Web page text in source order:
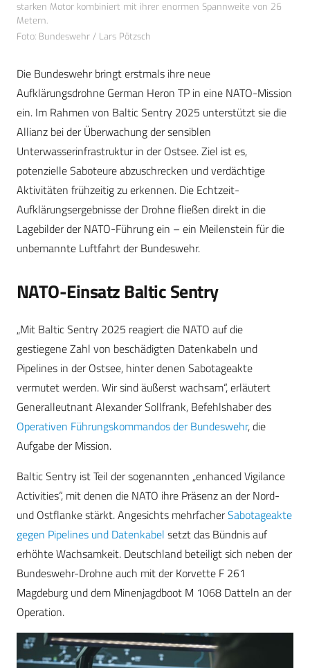
starken Motor kombiniert mit ihrer enormen Spannweite von 26
Metern.
Foto: Bundeswehr / Lars Pötzsch
Die Bundeswehr bringt erstmals ihre neue
Aufklärungsdrohne German Heron TP in eine NATO-Mission
ein. Im Rahmen von Baltic Sentry 2025 unterstützt sie die
Allianz bei der Überwachung der sensiblen
Unterwasserinfrastruktur in der Ostsee. Ziel ist es,
potenzielle Saboteure abzuschrecken und verdächtige
Aktivitäten frühzeitig zu erkennen. Die Echtzeit-
Aufklärungsergebnisse der Drohne fließen direkt in die
Lagebilder der NATO-Führung ein – ein Meilenstein für die
unbemannte Luftfahrt der Bundeswehr.
NATO-Einsatz Baltic Sentry
„Mit Baltic Sentry 2025 reagiert die NATO auf die
gestiegene Zahl von beschädigten Datenkabeln und
Pipelines in der Ostsee, hinter denen Sabotageakte
vermutet werden. Wir sind äußerst wachsam“, erläutert
Generalleutnant Alexander Sollfrank, Befehlshaber des
Operativen Führungskommandos der Bundeswehr, die
Aufgabe der Mission.
Baltic Sentry ist Teil der sogenannten „enhanced Vigilance
Activities“, mit denen die NATO ihre Präsenz an der Nord-
und Ostflanke stärkt. Angesichts mehrfacherSabotageakte
gegen Pipelines und Datenkabel setzt das Bündnis auf
erhöhte Wachsamkeit. Deutschland beteiligt sich neben der
Bundeswehr-Drohne auch mit der Korvette F 261
Magdeburg und dem Minenjagdboot M 1068 Datteln an der
Operation.